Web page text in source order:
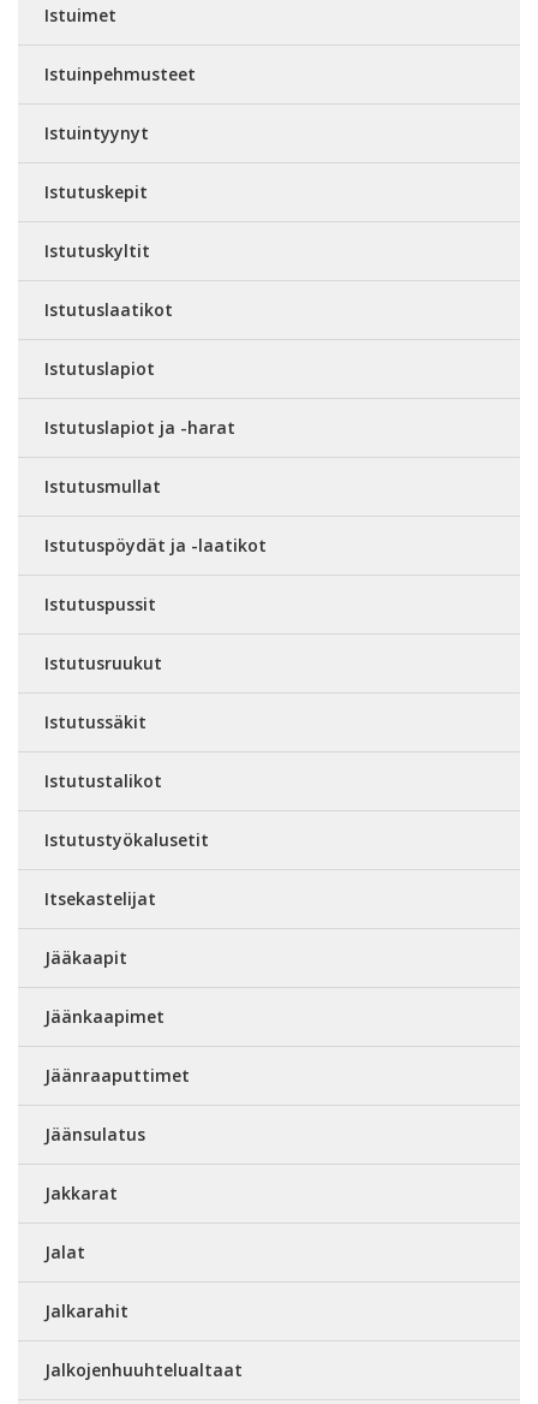
Istuimet
Istuinpehmusteet
Istuintyynyt
Istutuskepit
Istutuskyltit
Istutuslaatikot
Istutuslapiot
Istutuslapiot ja -harat
Istutusmullat
Istutuspöydät ja -laatikot
Istutuspussit
Istutusruukut
Istutussäkit
Istutustalikot
Istutustyökalusetit
Itsekastelijat
Jääkaapit
Jäänkaapimet
Jäänraaputtimet
Jäänsulatus
Jakkarat
Jalat
Jalkarahit
Jalkojenhuuhtelualtaat